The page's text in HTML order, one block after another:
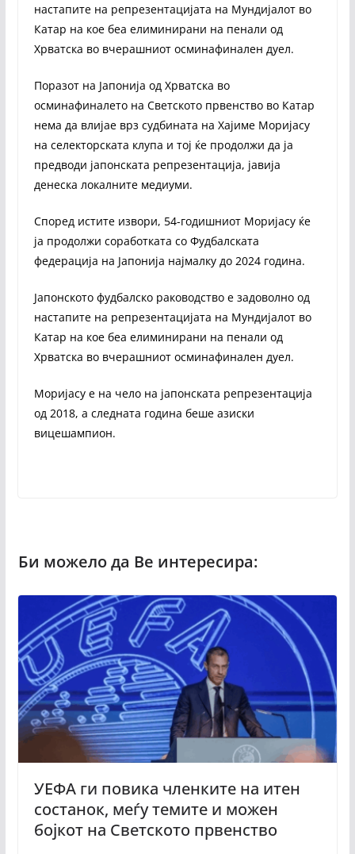
настапите на репрезентацијата на Мундијалот во
Катар на кое беа елиминирани на пенали од
Хрватска во вчерашниот осминафинален дуел.
Поразот на Јапонија од Хрватска во
осминафиналето на Светското првенство во Катар
нема да влијае врз судбината на Хајиме Моријасу
на селекторската клупа и тој ќе продолжи да ја
предводи јапонската репрезентација, јавија
денеска локалните медиуми.
Според истите извори, 54-годишниот Моријасу ќе
ја продолжи соработката со Фудбалската
федерација на Јапонија најмалку до 2024 година.
Јапонското фудбалско раководство е задоволно од
настапите на репрезентацијата на Мундијалот во
Катар на кое беа елиминирани на пенали од
Хрватска во вчерашниот осминафинален дуел.
Моријасу е на чело на јапонската репрезентација
од 2018, а следната година беше азиски
вицешампион.
УЕФА ги повика членките на итен
состанок, меѓу темите и можен
бојкот на Светското првенство